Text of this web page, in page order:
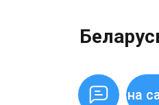
на сайт